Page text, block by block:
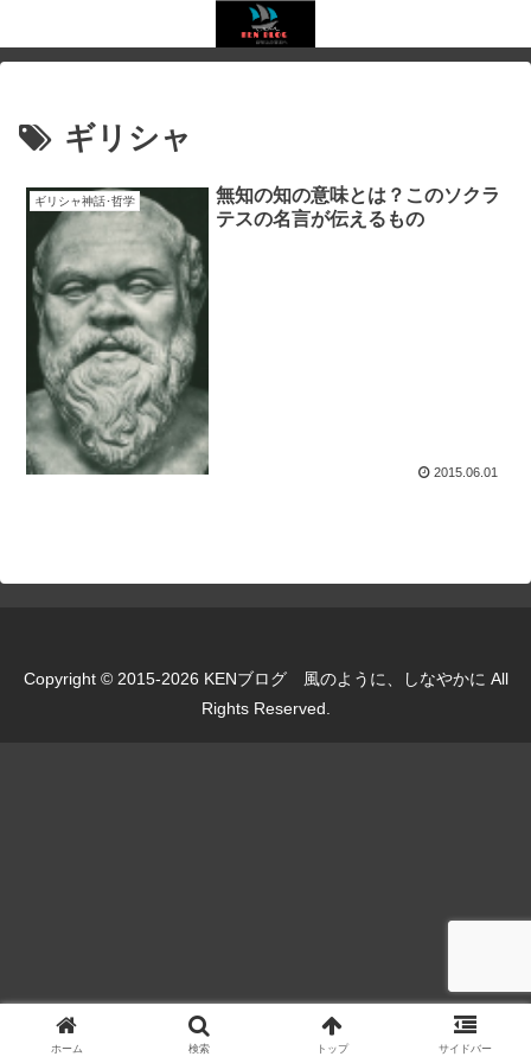
ギリシャ
ギリシャ神話･哲学
無知の知の意味とは？このソクラ
テスの名言が伝えるもの
2015.06.01
Copyright © 2015-2026 KENブログ 風のように、しなやかに All
Rights Reserved.
ホーム 検索 トップ サイドバー